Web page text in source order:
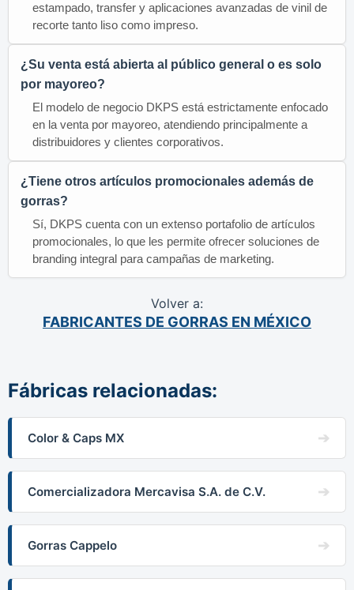
estampado, transfer y aplicaciones avanzadas de vinil de
recorte tanto liso como impreso.
¿Su venta está abierta al público general o es solo
por mayoreo?
El modelo de negocio DKPS está estrictamente enfocado
en la venta por mayoreo, atendiendo principalmente a
distribuidores y clientes corporativos.
¿Tiene otros artículos promocionales además de
gorras?
Sí, DKPS cuenta con un extenso portafolio de artículos
promocionales, lo que les permite ofrecer soluciones de
branding integral para campañas de marketing.
Volver a:
FABRICANTES DE GORRAS EN MÉXICO
Fábricas relacionadas:
Color & Caps MX
Comercializadora Mercavisa S.A. de C.V.
Gorras Cappelo